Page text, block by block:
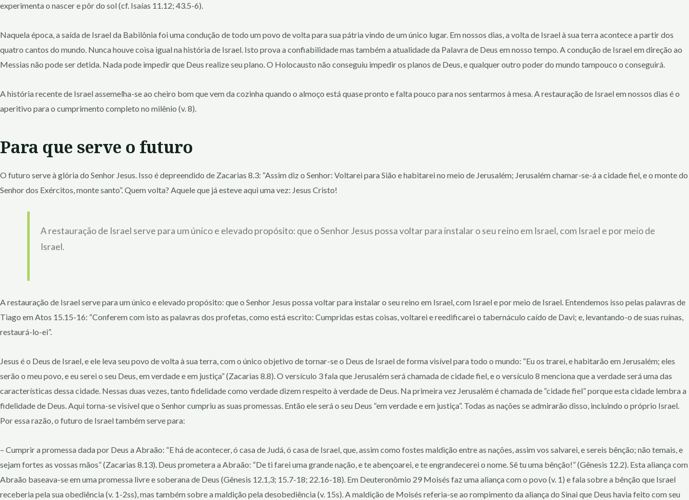
experimenta o nascer e pôr do sol (cf. Isaías 11.12; 43.5-6).
Naquela época, a saída de Israel da Babilônia foi uma condução de todo um povo de volta para sua pátria vindo de um único lugar. Em nossos dias, a volta de Israel à sua terra acontece a partir dos
quatro cantos do mundo. Nunca houve coisa igual na história de Israel. Isto prova a confiabilidade mas também a atualidade da Palavra de Deus em nosso tempo. A condução de Israel em direção ao
Messias não pode ser detida. Nada pode impedir que Deus realize seu plano. O Holocausto não conseguiu impedir os planos de Deus, e qualquer outro poder do mundo tampouco o conseguirá.
A história recente de Israel assemelha-se ao cheiro bom que vem da cozinha quando o almoço está quase pronto e falta pouco para nos sentarmos à mesa. A restauração de Israel em nossos dias é o
aperitivo para o cumprimento completo no milênio (v. 8).
Para que serve o futuro
O futuro serve à glória do Senhor Jesus. Isso é depreendido de Zacarias 8.3: “Assim diz o Senhor: Voltarei para Sião e habitarei no meio de Jerusalém; Jerusalém chamar-se-á a cidade fiel, e o monte do
Senhor dos Exércitos, monte santo”. Quem volta? Aquele que já esteve aqui uma vez: Jesus Cristo!
A restauração de Israel serve para um único e elevado propósito: que o Senhor Jesus possa voltar para instalar o seu reino em Israel, com Israel e por meio de
Israel.
A restauração de Israel serve para um único e elevado propósito: que o Senhor Jesus possa voltar para instalar o seu reino em Israel, com Israel e por meio de Israel. Entendemos isso pelas palavras de
Tiago em Atos 15.15-16: “Conferem com isto as palavras dos profetas, como está escrito: Cumpridas estas coisas, voltarei e reedificarei o tabernáculo caído de Davi; e, levantando-o de suas ruínas,
restaurá-lo-ei”.
Jesus é o Deus de Israel, e ele leva seu povo de volta à sua terra, com o único objetivo de tornar-se o Deus de Israel de forma visível para todo o mundo: “Eu os trarei, e habitarão em Jerusalém; eles
serão o meu povo, e eu serei o seu Deus, em verdade e em justiça” (Zacarias 8.8). O versículo 3 fala que Jerusalém será chamada de cidade fiel, e o versículo 8 menciona que a verdade será uma das
características dessa cidade. Nessas duas vezes, tanto fidelidade como verdade dizem respeito à verdade de Deus. Na primeira vez Jerusalém é chamada de “cidade fiel” porque esta cidade lembra a
fidelidade de Deus. Aqui torna-se visível que o Senhor cumpriu as suas promessas. Então ele será o seu Deus “em verdade e em justiça”. Todas as nações se admirarão disso, incluindo o próprio Israel.
Por essa razão, o futuro de Israel também serve para:
– Cumprir a promessa dada por Deus a Abraão: “E há de acontecer, ó casa de Judá, ó casa de Israel, que, assim como fostes maldição entre as nações, assim vos salvarei, e sereis bênção; não temais, e
sejam fortes as vossas mãos” (Zacarias 8.13). Deus prometera a Abraão: “De ti farei uma grande nação, e te abençoarei, e te engrandecerei o nome. Sê tu uma bênção!” (Gênesis 12.2). Esta aliança com
Abraão baseava-se em uma promessa livre e soberana de Deus (Gênesis 12.1,3; 15.7-18; 22.16-18). Em Deuteronômio 29 Moisés faz uma aliança com o povo (v. 1) e fala sobre a bênção que Israel
receberia pela sua obediência (v. 1-2ss), mas também sobre a maldição pela desobediência (v. 15s). A maldição de Moisés referia-se ao rompimento da aliança do Sinai que Deus havia feito com seu